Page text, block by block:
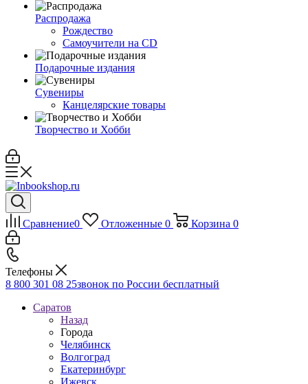
Распродажа
Рождество
Самоучители на CD
Подарочные издания
Сувениры
Канцелярские товары
Творчество и Хобби
Сравнение0 Отложенные 0 Корзина 0
Телефоны
8 800 301 08 25звонок по России бесплатный
Саратов
Назад
Города
Челябинск
Волгоград
Екатеринбург
Ижевск